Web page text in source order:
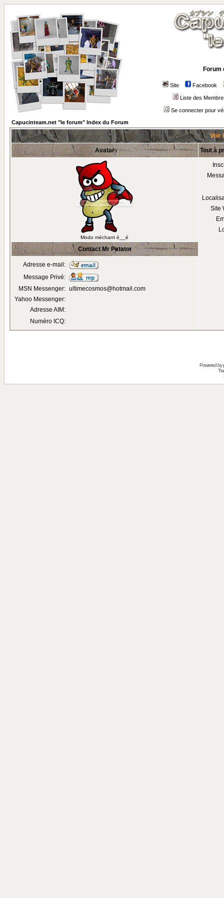
Forum
Site Facebook
Liste des
Se connecter pour
Capucinteam.net "le forum" Index du Forum
Voir
Avatar Tout à
Modo méchant è__é
Site
Contact Mr Patator
Adresse e-mail:
Message Privé:
MSN Messenger: ultimecosmos@hotmail.com
Yahoo Messenger:
Adresse AIM:
Numéro ICQ:
Powered by